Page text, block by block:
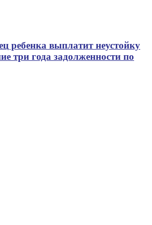
ребенка выплатит неустойку
три года задолженности по